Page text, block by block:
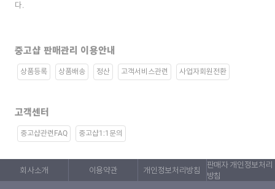
다.
중고샵 판매관리 이용안내
상품등록 상품배송 정산 고객서비스관련 사업자회원전환
고객센터
중고샵관련FAQ 중고샵1:1문의
회사소개 이용약관 개인정보처리방침
판매자 개인정보처리
방침